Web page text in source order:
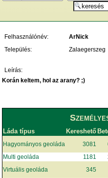
Felhasználónév:
ArNick
Település:
Zalaegerszeg
Leírás:
Korán keltem, hol az arany? ;)
Láda típus Kereshető
Hagyományos geoláda 3081
Multi geoláda
1181
Virtuális geoláda
345